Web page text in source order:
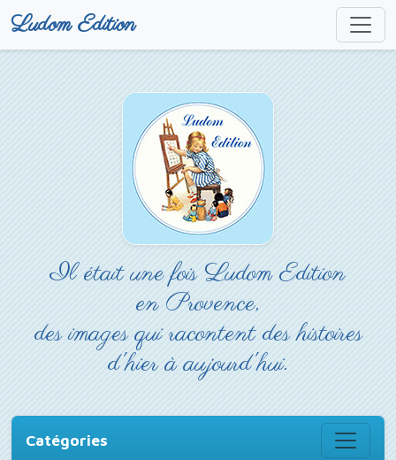
Ludom Edition
Il était une fois Ludom Edition
en Provence,
des images qui racontent des histoires
d'hier à aujourd'hui.
Catégories